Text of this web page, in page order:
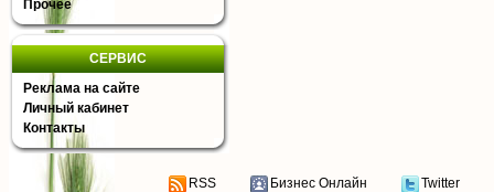
Прочее
СЕРВИС
Реклама на сайте
Личный кабинет
Контакты
RSS Бизнес Онлайн Twitter